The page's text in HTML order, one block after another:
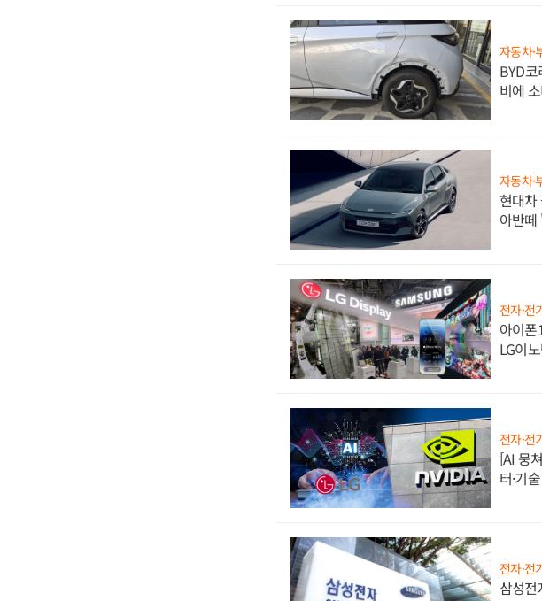
자동차·
BYD
비에
자동차·
현대차
아반떼
전자·전
아이폰
LG이
전자·전
[AI 뭉
터·기
전자·전
삼성전